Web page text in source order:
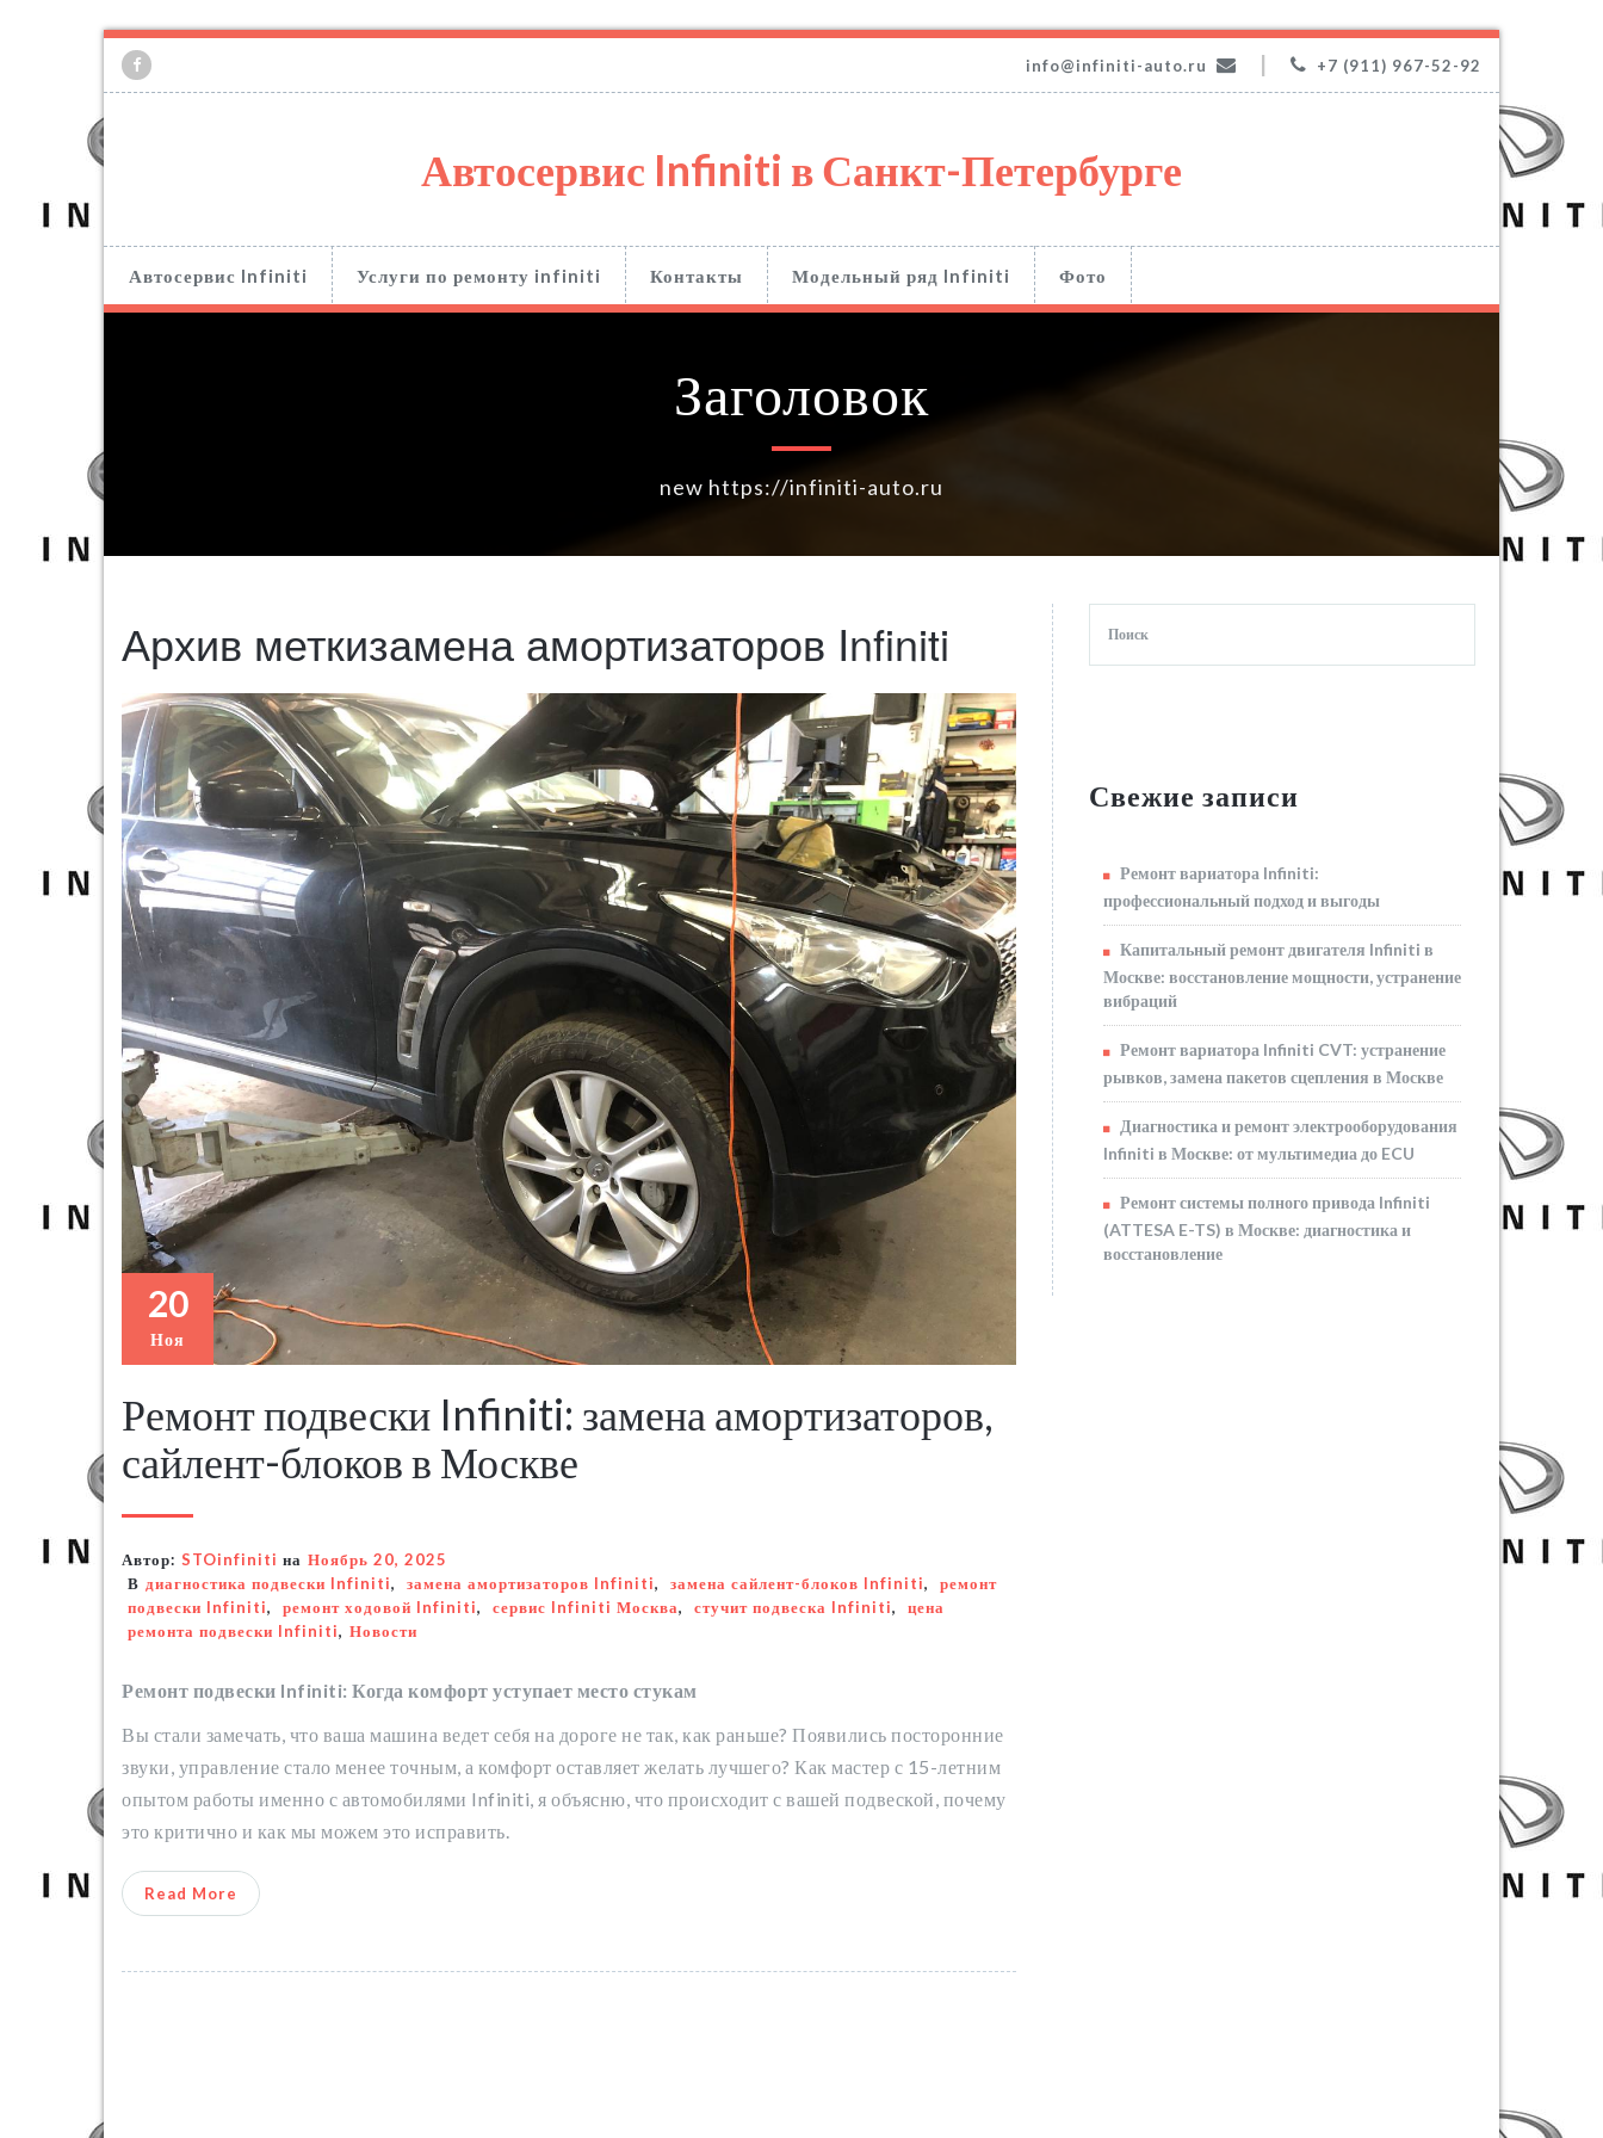
info@infiniti-auto.ru +7 (911) 967-52-92
Автосервис Infiniti в Санкт-Петербурге
Автосервис Infiniti Услуги по ремонту infiniti Контакты Модельный ряд Infiniti Фото
Заголовок
new https://infiniti-auto.ru
Архив меткизамена амортизаторов Infiniti
20
Ноя
Ремонт подвески Infiniti: замена амортизаторов,
сайлент-блоков в Москве
Автор: STOinfiniti на Ноябрь 20, 2025
В диагностика подвески Infiniti, замена амортизаторов Infiniti, замена сайлент-блоков Infiniti,
ремонт
подвески Infiniti, ремонт ходовой Infiniti, сервис Infiniti Москва, стучит подвеска Infiniti,
цена
ремонта подвески Infiniti, Новости
Ремонт подвески Infiniti: Когда комфорт уступает место стукам
Вы стали замечать, что ваша машина ведет себя на дороге не так, как раньше? Появились посторонние
звуки, управление стало менее точным, а комфорт оставляет желать лучшего? Как мастер с 15-летним
опытом работы именно с автомобилями Infiniti, я объясню, что происходит с вашей подвеской, почему
это критично и как мы можем это исправить.
Read More
Свежие записи
Ремонт вариатора Infiniti:
профессиональный подход и выгоды
Капитальный ремонт двигателя Infiniti в
Москве: восстановление мощности, устранение
вибраций
Ремонт вариатора Infiniti CVT: устранение
рывков, замена пакетов сцепления в Москве
Диагностика и ремонт электрооборудования
Infiniti в Москве: от мультимедиа до ECU
Ремонт системы полного привода Infiniti
(ATTESA E-TS) в Москве: диагностика и
восстановление